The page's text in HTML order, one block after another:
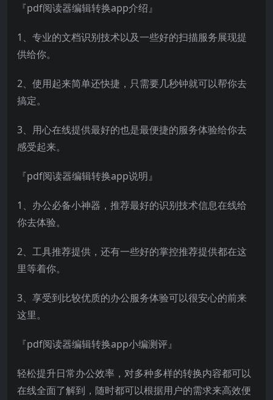
『pdf阅读器编辑转换app介绍』
1、专业的文档识别技术以及一些好的扫描服务展现提
供给你。
2、使用起来简单还快捷，只需要几秒钟就可以帮你去
搞定。
3、用心在线提供最好的也是最便捷的服务体验给你去
感受起来。
『pdf阅读器编辑转换app说明』
1、办公必备小神器，推荐最好的识别技术信息在线给
你去体验。
2、工具推荐提供，还有一些好的掌控推荐提供都在这
里等着你。
3、享受到比较优质的办公服务体验可以很安心的前来
这里。
『pdf阅读器编辑转换app小编测评』
轻松提升日常办公效率，对多种多样的转换内容都可以
在线全面了解到，随时都可以根据用户的需求来高效便